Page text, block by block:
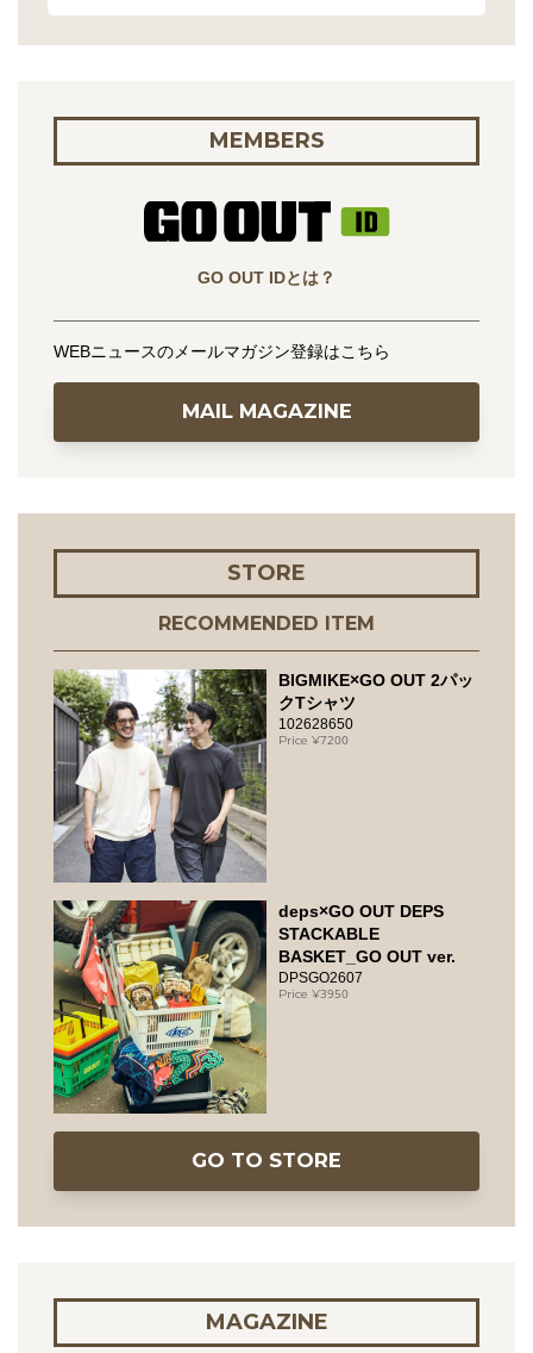
MEMBERS
GO OUT IDとは？
WEBニュースのメールマガジン登録はこちら
MAIL MAGAZINE
STORE
RECOMMENDED ITEM
BIGMIKE×GO OUT 2パッ
クTシャツ
102628650
7200
deps×GO OUT DEPS
STACKABLE
BASKET_GO OUT ver.
DPSGO2607
3950
GO TO STORE
MAGAZINE